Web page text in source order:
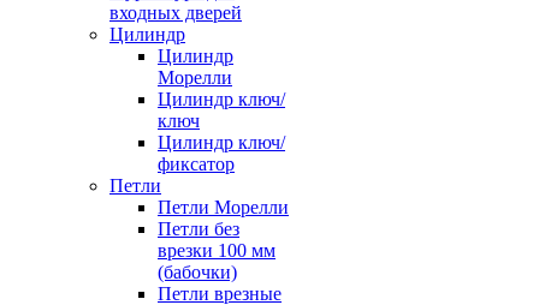
входных дверей
Цилиндр
Цилиндр
Морелли
Цилиндр ключ/
ключ
Цилиндр ключ/
фиксатор
Петли
Петли Морелли
Петли без
врезки 100 мм
(бабочки)
Петли врезные